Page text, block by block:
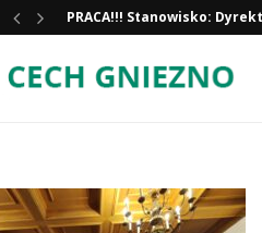
Informacja ważna!